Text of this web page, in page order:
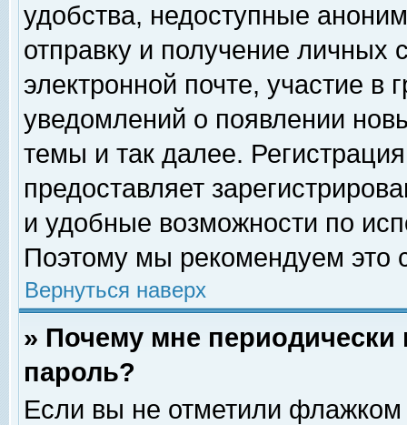
удобства, недоступные
отправку и получение личных
электронной почте, участие в
уведомлений о появлении
темы и так далее.
предоставляет
и удобные возможности по
Поэтому мы рекомендуем это
Вернуться наверх
» Почему мне
пароль?
Если вы не отметили флажком